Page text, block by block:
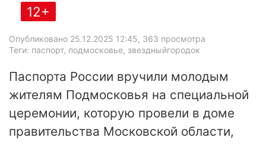
12+
Опубликовано 25.12.2025 12:45, 363 просмотра
Теги: паспорт, подмосковье, звездныйгородок
Паспорта России вручили молодым
жителям Подмосковья на специальной
церемонии, которую провели в доме
правительства Московской области,